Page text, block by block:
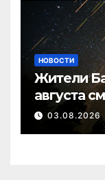
НОВОСТИ
Жители
августа
яркого
03.08.2026